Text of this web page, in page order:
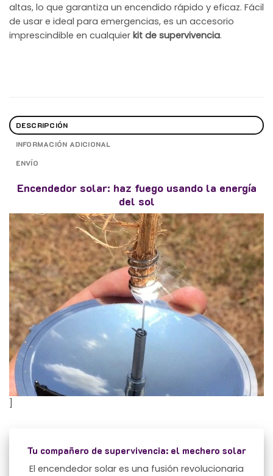
altas, lo que garantiza un encendido rápido y eficaz. Fácil
de usar e ideal para emergencias, es un accesorio
imprescindible en cualquier kit de supervivencia.
DESCRIPCIÓN
INFORMACIÓN ADICIONAL
ENVÍO
Encendedor solar: haz fuego usando la energía
del sol
Tu compañero de supervivencia: el mechero solar
El encendedor solar es una fusión revolucionaria